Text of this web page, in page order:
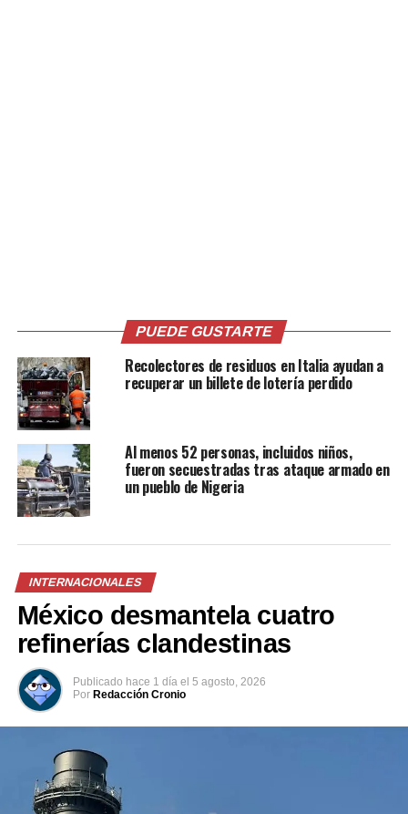
actualmente no existen vacunas autorizadas ni
tratamientos específicos.
Comparte esto:
Facebook
Me gusta esto:
Relacionado
PUEDE GUSTARTE
Recolectores de residuos en Italia ayudan a
recuperar un billete de lotería perdido
Al menos 52 personas, incluidos niños,
fueron secuestradas tras ataque armado en
un pueblo de Nigeria
INTERNACIONALES
México desmantela cuatro
refinerías clandestinas
Publicado hace 1 día el 5 agosto, 2026
Por Redacción Cronio